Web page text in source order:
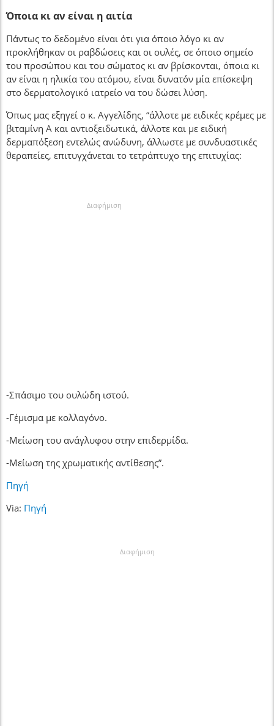
Όποια κι αν είναι η αιτία
Πάντως το δεδομένο είναι ότι για όποιο λόγο κι αν
προκλήθηκαν οι ραβδώσεις και οι ουλές, σε όποιο σημείο
του προσώπου και του σώματος κι αν βρίσκονται, όποια κι
αν είναι η ηλικία του ατόμου, είναι δυνατόν μία επίσκεψη
στο δερματολογικό ιατρείο να του δώσει λύση.
Όπως μας εξηγεί ο κ. Αγγελίδης, “άλλοτε με ειδικές κρέμες με
βιταμίνη Α και αντιοξειδωτικά, άλλοτε και με ειδική
δερμαπόξεση εντελώς ανώδυνη, άλλωστε με συνδυαστικές
θεραπείες, επιτυγχάνεται το τετράπτυχο της επιτυχίας:
Διαφήμιση
-Σπάσιμο του ουλώδη ιστού.
-Γέμισμα με κολλαγόνο.
-Μείωση του ανάγλυφου στην επιδερμίδα.
-Μείωση της χρωματικής αντίθεσης”.
Πηγή
Via: Πηγή
Διαφήμιση